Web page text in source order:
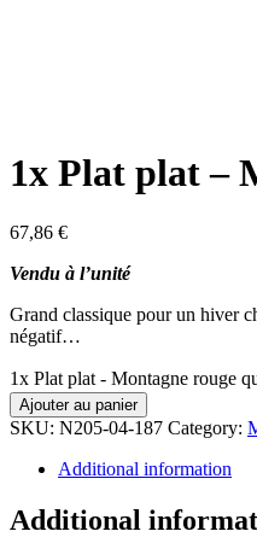
1x Plat plat –
67,86 €
Vendu à l’unité
Grand classique pour un hiver
négatif…
1x Plat plat - Montagne rouge
Ajouter au panier
SKU: N205-04-187 Category:
Additional information
Additional